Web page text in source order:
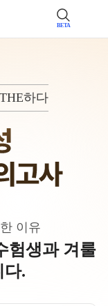
BETA
하다
이유
험생과 겨룰
다.